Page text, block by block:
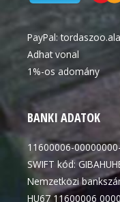
PayPal:
Adhat vonal
1%-os adomány
BANKI ADATOK
11600006-
SWIFT kód:
Nemzetközi
HU67 11600006